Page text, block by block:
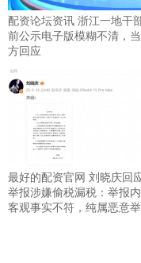
配资论坛资讯 浙江一地干
前公示电子版模糊不清，
方回应
最好的配资官网 刘晓庆回
举报涉嫌偷税漏税：举报
客观事实不符，纯属恶意